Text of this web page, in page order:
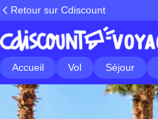
Retour sur Cdiscount
Accueil Vol Séjour